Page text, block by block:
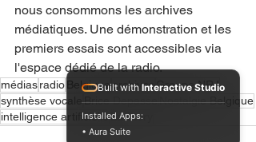
nous consommons les archives
médiatiques. Une démonstration et les
premiers essais sont accessibles via
l'espace dédié de la radio.
médiasradioBelgiquearchivesGroupe NRJ
synthèse vocaleBrice DepasseNostalgie Belgique
intelligence artificielleLa Story
Built with Interactive Studio
Installed Apps:
• Aura Suite